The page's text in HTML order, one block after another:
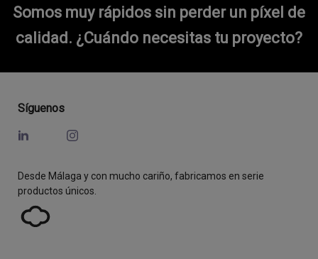
Somos muy rápidos sin perder un píxel de
calidad. ¿Cuándo necesitas tu proyecto?
Síguenos
Desde Málaga y con mucho cariño, fabricamos en serie
productos únicos.